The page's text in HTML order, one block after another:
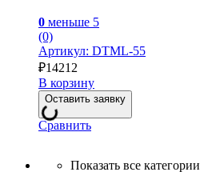
0 меньше 5
(0)
Артикул: DTML-55
₽14212
В корзину
Оставить заявку
Сравнить
Показать все категории